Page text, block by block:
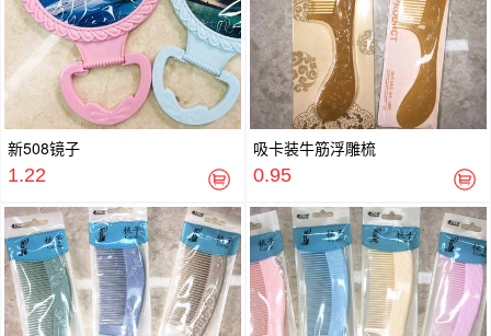
新508镜子
1.22
吸卡装牛筋浮雕梳
0.95